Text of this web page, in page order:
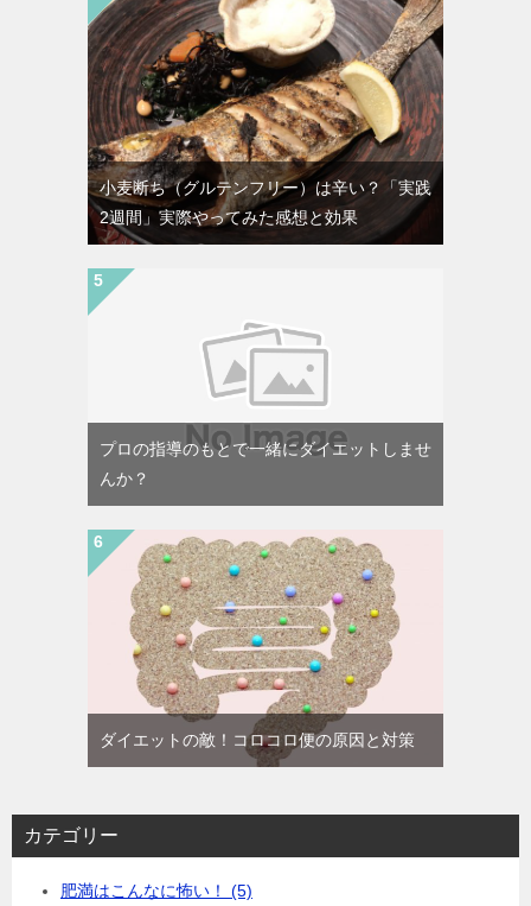
小麦断ち（グルテンフリー）は辛い？「実践
2週間」実際やってみた感想と効果
プロの指導のもとで一緒にダイエットしませ
んか？
ダイエットの敵！コロコロ便の原因と対策
カテゴリー
肥満はこんなに怖い！ (5)